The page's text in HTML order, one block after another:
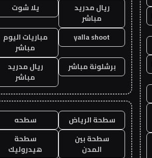
ريال مدريد
مباشر
يلا شوت
yalla shoot
مباريات اليوم
مباشر
برشلونة مباشر
ريال مدريد
مباشر
سطحة الرياض
سطحه
سطحة بين
المدن
سطحة
هيدروليك